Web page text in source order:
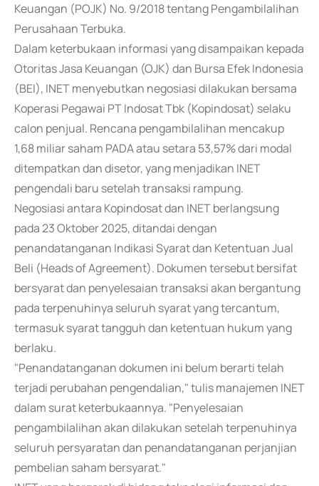
Keuangan (POJK) No. 9/2018 tentang Pengambilalihan
Perusahaan Terbuka.
Dalam keterbukaan informasi yang disampaikan kepada
Otoritas Jasa Keuangan (OJK) dan Bursa Efek Indonesia
(BEI), INET menyebutkan negosiasi dilakukan bersama
Koperasi Pegawai PT Indosat Tbk (Kopindosat) selaku
calon penjual. Rencana pengambilalihan mencakup
1,68 miliar saham PADA atau setara 53,57% dari modal
ditempatkan dan disetor, yang menjadikan INET
pengendali baru setelah transaksi rampung.
Negosiasi antara Kopindosat dan INET berlangsung
pada 23 Oktober 2025, ditandai dengan
penandatanganan Indikasi Syarat dan Ketentuan Jual
Beli (Heads of Agreement). Dokumen tersebut bersifat
bersyarat dan penyelesaian transaksi akan bergantung
pada terpenuhinya seluruh syarat yang tercantum,
termasuk syarat tangguh dan ketentuan hukum yang
berlaku.
"Penandatanganan dokumen ini belum berarti telah
terjadi perubahan pengendalian," tulis manajemen INET
dalam surat keterbukaannya. "Penyelesaian
pengambilalihan akan dilakukan setelah terpenuhinya
seluruh persyaratan dan penandatanganan perjanjian
pembelian saham bersyarat."